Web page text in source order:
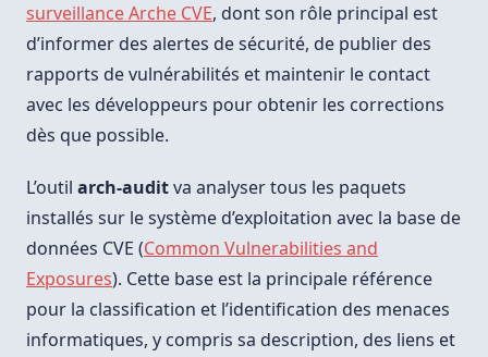
surveillance Arche CVE, dont son rôle principal est
d’informer des alertes de sécurité, de publier des
rapports de vulnérabilités et maintenir le contact
avec les développeurs pour obtenir les corrections
dès que possible.
L’outil arch-auditva analyser tous les paquets
installés sur le système d’exploitation avec la base de
données CVE (Common Vulnerabilities and
Exposures). Cette base est la principale référence
pour la classification et l’identification des menaces
informatiques, y compris sa description, des liens et